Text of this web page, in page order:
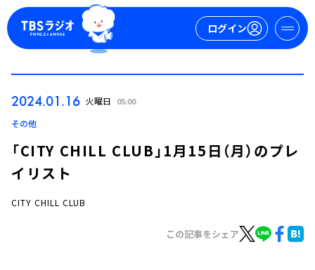
ログイン
2024.01.16 火曜日 05:00
その他
「CITY CHILL CLUB」1月15日（月）のプレ
イリスト
CITY CHILL CLUB
この記事をシェア